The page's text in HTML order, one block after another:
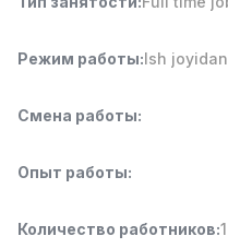
4,280,000 sum/
Full time job
Ish joyidan
Продавец-консультант
Full time job
Ish joyidan
Повар фастфуда
Режим работы:Ish joyidan
Смена работы:
Опыт работы:
Количество работников:1